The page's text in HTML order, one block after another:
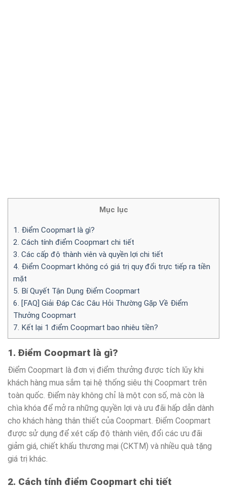
Mục lục
1. Điểm Coopmart là gì?
2. Cách tính điểm Coopmart chi tiết
3. Các cấp độ thành viên và quyền lợi chi tiết
4. Điểm Coopmart không có giá trị quy đổi trực tiếp ra tiền
mặt
5. Bí Quyết Tận Dụng Điểm Coopmart
6. [FAQ] Giải Đáp Các Câu Hỏi Thường Gặp Về Điểm
Thưởng Coopmart
7. Kết lại 1 điểm Coopmart bao nhiêu tiền?
1. Điểm Coopmart là gì?
Điểm Coopmart là đơn vị điểm thưởng được tích lũy khi
khách hàng mua sắm tại hệ thống siêu thị Coopmart trên
toàn quốc. Điểm này không chỉ là một con số, mà còn là
chìa khóa để mở ra những quyền lợi và ưu đãi hấp dẫn dành
cho khách hàng thân thiết của Coopmart. Điểm Coopmart
được sử dụng để xét cấp độ thành viên, đổi các ưu đãi
giảm giá, chiết khấu thương mại (CKTM) và nhiều quà tặng
giá trị khác.
2. Cách tính điểm Coopmart chi tiết